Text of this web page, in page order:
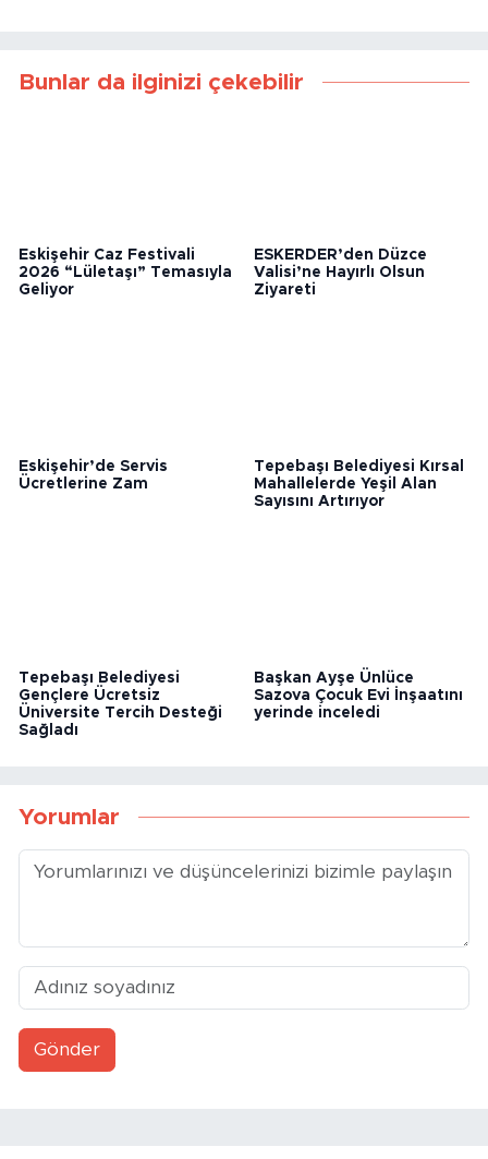
Bunlar da ilginizi çekebilir
Eskişehir Caz Festivali
2026 “Lületaşı” Temasıyla
Geliyor
ESKERDER’den Düzce
Valisi’ne Hayırlı Olsun
Ziyareti
Eskişehir’de Servis
Ücretlerine Zam
Tepebaşı Belediyesi Kırsal
Mahallelerde Yeşil Alan
Sayısını Artırıyor
Tepebaşı Belediyesi
Gençlere Ücretsiz
Üniversite Tercih Desteği
Sağladı
Başkan Ayşe Ünlüce
Sazova Çocuk Evi İnşaatını
yerinde inceledi
Yorumlar
Gönder